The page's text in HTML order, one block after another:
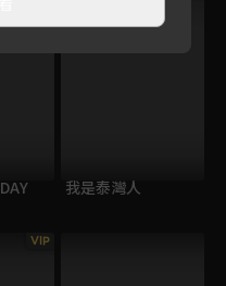
我是泰灣人
VIP